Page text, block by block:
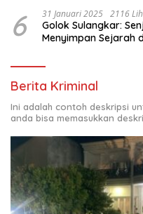
6 31 Januari 2025 2116
Golok Sulangkar:
Menyimpan Sejarah
Berita Kriminal
Ini adalah contoh deskripsi
anda bisa memasukkan